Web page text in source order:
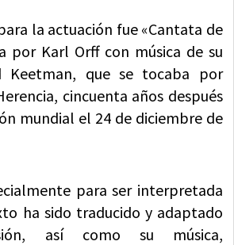
la actuación fue «Cantata de
por Karl Orff con música de su
Keetman, que se tocaba por
cincuenta años después
mundial el 24 de diciembre de
para ser interpretada
ha sido traducido y adaptado
así como su música,